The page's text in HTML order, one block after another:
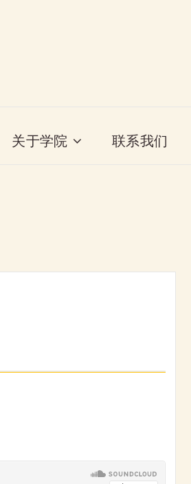
关于学院 联系我们